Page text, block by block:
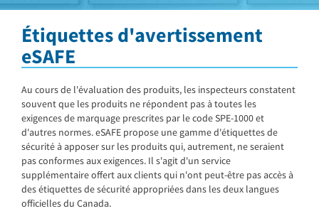
Étiquettes d'avertissement
eSAFE
Au cours de l'évaluation des produits, les inspecteurs constatent
souvent que les produits ne répondent pas à toutes les
exigences de marquage prescrites par le code SPE-1000 et
d'autres normes. eSAFE propose une gamme d'étiquettes de
sécurité à apposer sur les produits qui, autrement, ne seraient
pas conformes aux exigences. Il s'agit d'un service
supplémentaire offert aux clients qui n'ont peut-être pas accès à
des étiquettes de sécurité appropriées dans les deux langues
officielles du Canada.